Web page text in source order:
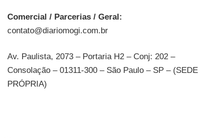
Comercial / Parcerias / Geral:
contato@diariomogi.com.br
Av. Paulista, 2073 – Portaria H2 – Conj: 202 –
Consolação – 01311-300 – São Paulo – SP – (SEDE
PRÓPRIA)